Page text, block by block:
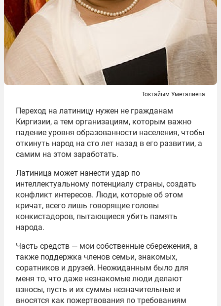
Токтайым Уметалиева
Переход на латиницу нужен не гражданам
Киргизии, а тем организациям, которым важно
падение уровня образованности населения, чтобы
откинуть народ на сто лет назад в его развитии, а
самим на этом заработать.
Латиница может нанести удар по
интеллектуальному потенциалу страны, создать
конфликт интересов. Люди, которые об этом
кричат, всего лишь говорящие головы
конкистадоров, пытающиеся убить память
народа.
Часть средств — мои собственные сбережения, а
также поддержка членов семьи, знакомых,
соратников и друзей. Неожиданным было для
меня то, что даже незнакомые люди делают
взносы, пусть и их суммы незначительные и
вносятся как пожертвования по требованиям